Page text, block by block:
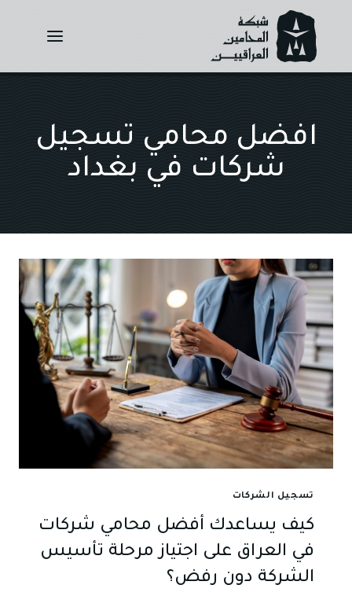
content
افضل محامي تسجيل
شركات في بغداد
تسجيل الشركات
كيف يساعدك أفضل محامي شركات
في العراق على اجتياز مرحلة تأسيس
الشركة دون رفض؟